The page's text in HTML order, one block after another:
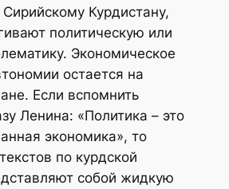
Курдистану,
политическую или
Экономическое
остается на
Если вспомнить
Ленина: «Политика – это
экономика», то
по курдской
собой жидкую